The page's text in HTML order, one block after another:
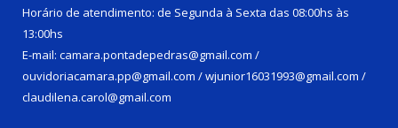
Horário de atendimento: de Segunda à Sexta das 08:00hs às
13:00hs
E-mail: camara.pontadepedras@gmail.com /
ouvidoriacamara.pp@gmail.com / wjunior16031993@gmail.com /
claudilena.carol@gmail.com